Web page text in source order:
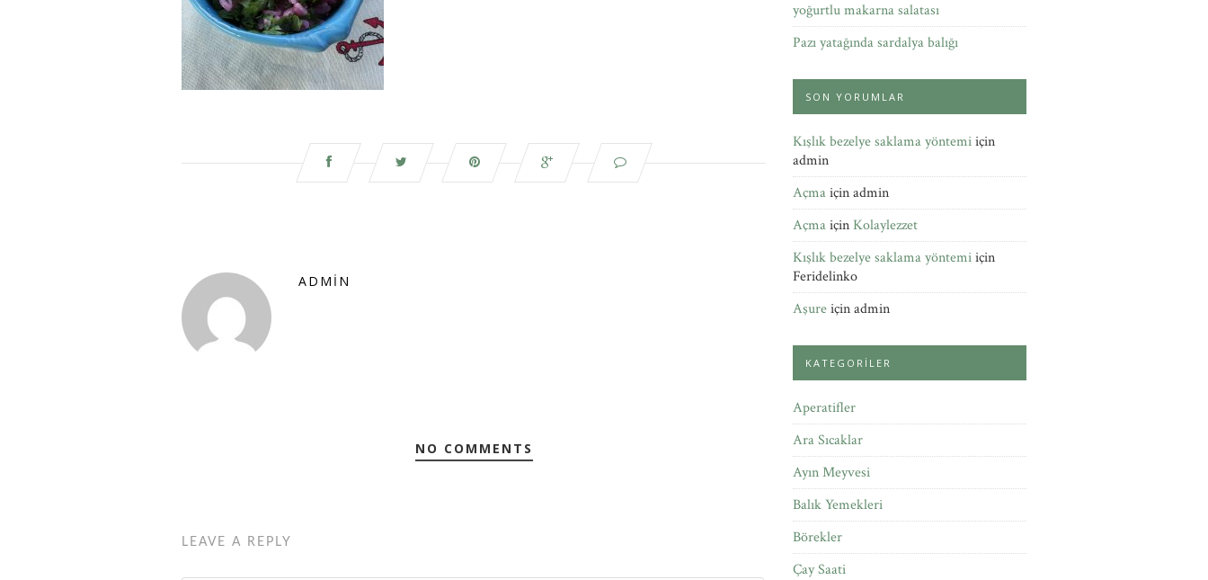
ADMIN
NO COMMENTS
LEAVE A REPLY
yoğurtlu makarna salatası
Pazı yatağında sardalya balığı
SON YORUMLAR
Kışlık bezelye saklama yöntemiiçin
admin
Açmaiçinadmin
Açmaiçin Kolaylezzet
Kışlık bezelye saklama yöntemiiçin
Feridelinko
Aşureiçinadmin
KATEGORILER
Aperatifler
Ara Sıcaklar
Ayın Meyvesi
Balık Yemekleri
Börekler
Çay Saati